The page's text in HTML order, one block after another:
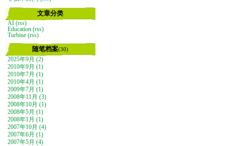
文章分类
AI (rss)
Education (rss)
Turbine (rss)
随笔档案(30)
2025年9月 (2)
2010年9月 (1)
2010年7月 (1)
2010年4月 (1)
2009年7月 (1)
2008年11月 (3)
2008年10月 (1)
2008年5月 (1)
2008年1月 (1)
2007年10月 (4)
2007年6月 (1)
2007年5月 (4)